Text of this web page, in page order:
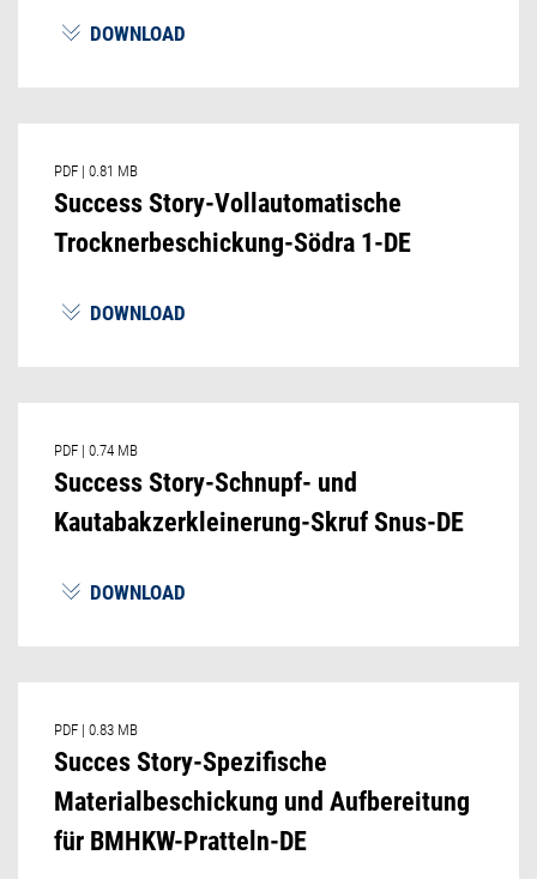
DOWNLOAD
PDF | 0.81 MB
Success Story-Vollautomatische
Trocknerbeschickung-Södra 1-DE
DOWNLOAD
PDF | 0.74 MB
Success Story-Schnupf- und
Kautabakzerkleinerung-Skruf Snus-DE
DOWNLOAD
PDF | 0.83 MB
Succes Story-Spezifische
Materialbeschickung und Aufbereitung
für BMHKW-Pratteln-DE